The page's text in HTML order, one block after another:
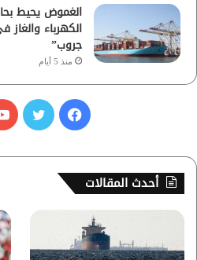
الغموض يحيط
الكهرباء
جروب”
منذ 5 أيام
س
ب
أحدث المقالات